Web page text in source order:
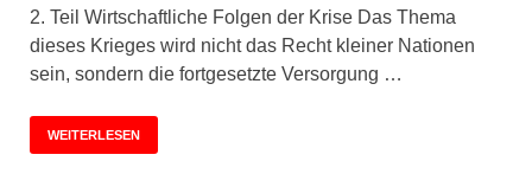
2. Teil Wirtschaftliche Folgen der Krise Das Thema
dieses Krieges wird nicht das Recht kleiner Nationen
sein, sondern die fort­gesetzte Versorgung …
WEITERLESEN